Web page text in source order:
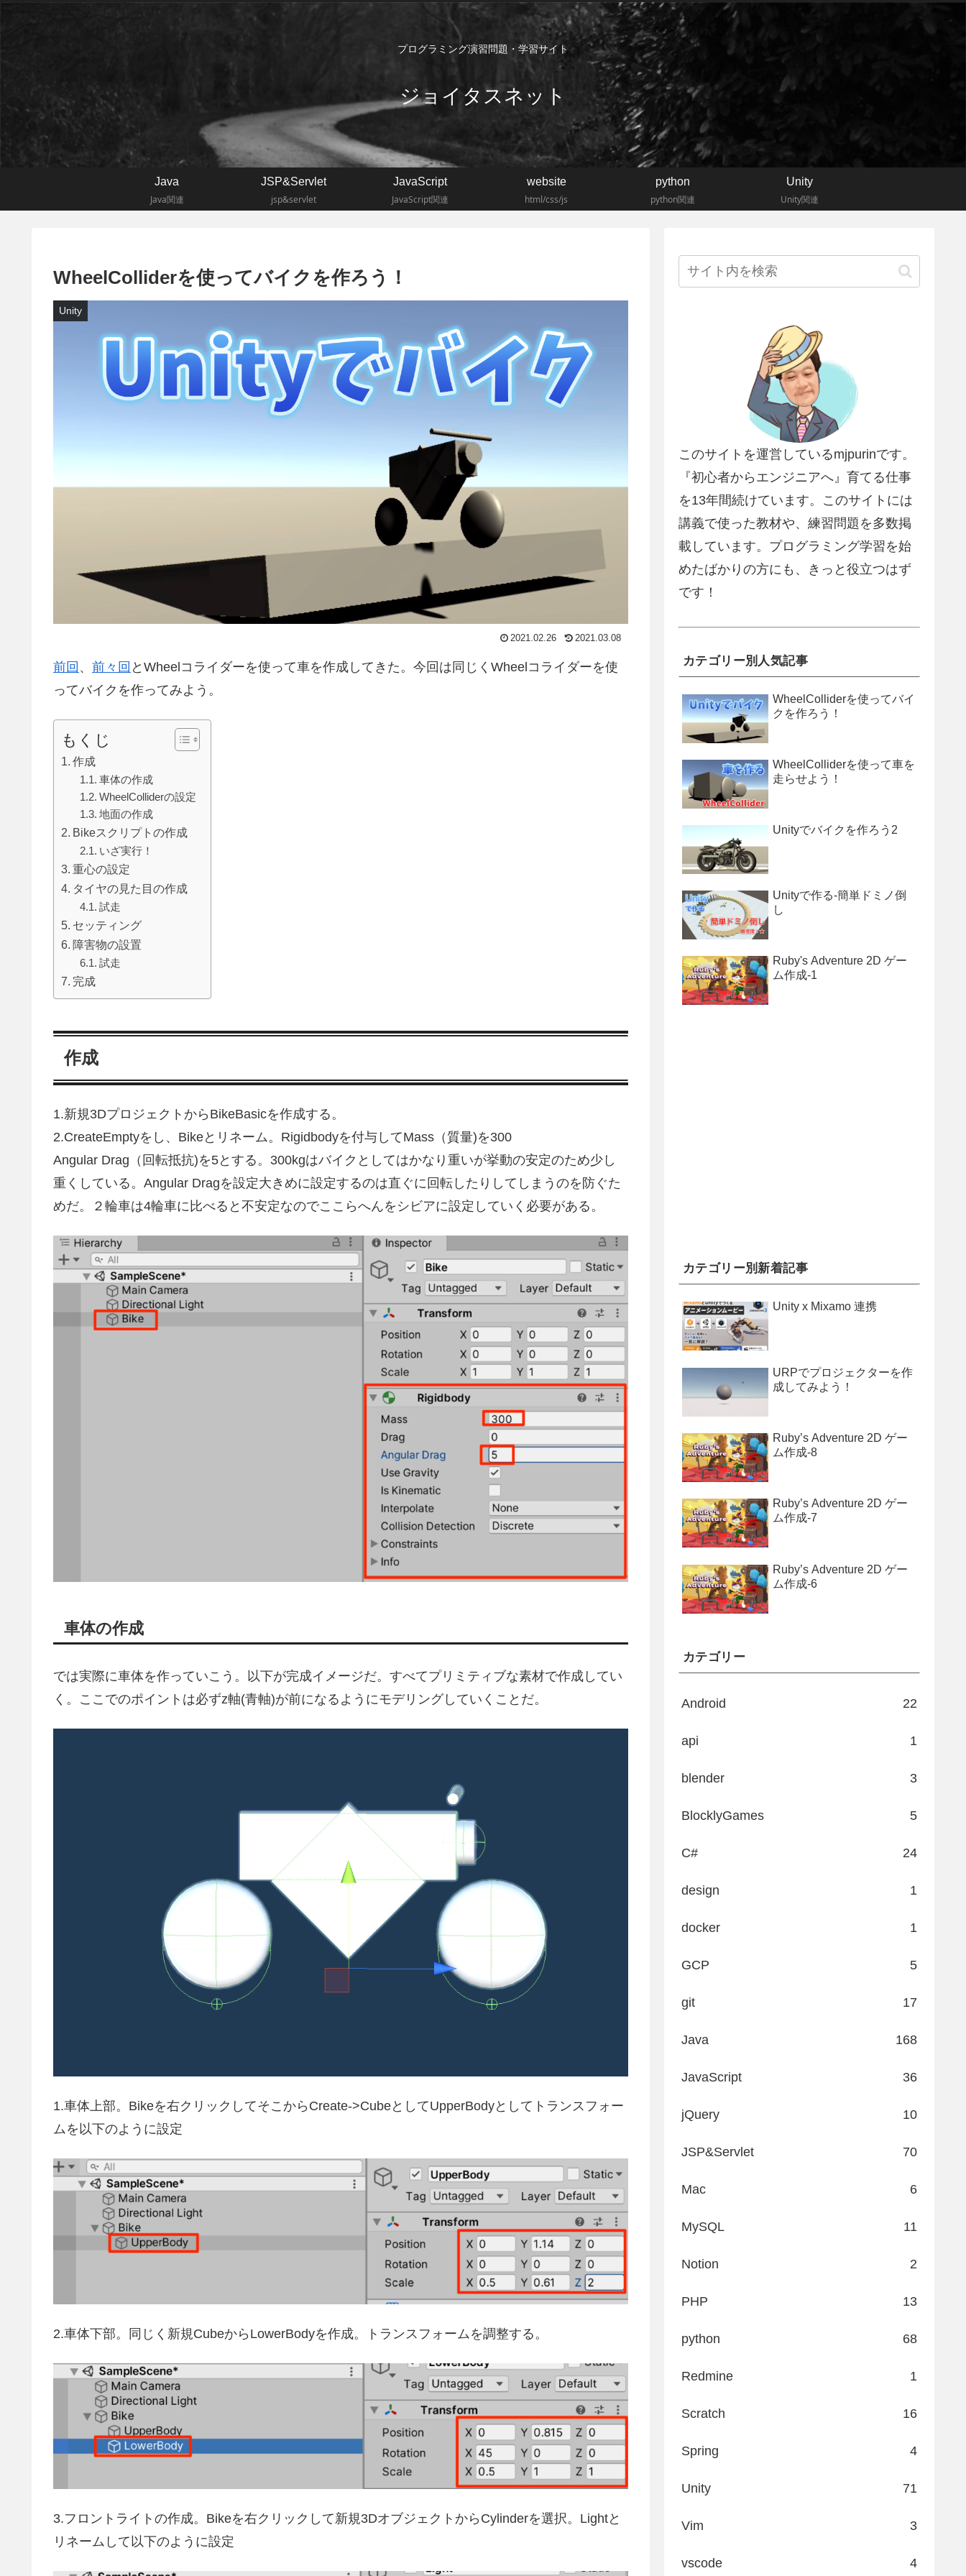
プログラミング演習問題・学習サイト
ジョイタスネット
Java
Java関連
JSP&Servlet
jsp&servlet
JavaScript
JavaScript関連
website
html/css/js
python
python関連
Unity
Unity関連
WheelColliderを使ってバイクを作ろう！
Unity
2021.02.26 2021.03.08
前回 、 前々回 とWheelコライダーを使って車を作成してきた。今回は同じくWheelコライダーを使
ってバイクを作ってみよう。
もくじ
作成
車体の作成
WheelColliderの設定
地面の作成
Bikeスクリプトの作成
いざ実行！
重心の設定
タイヤの見た目の作成
試走
セッティング
障害物の設置
試走
完成
作成
1.新規3DプロジェクトからBikeBasicを作成する。
2.CreateEmptyをし、Bikeとリネーム。Rigidbodyを付与してMass（質量)を300
Angular Drag（回転抵抗)を5とする。300kgはバイクとしてはかなり重いが挙動の安定のため少し
重くしている。Angular Dragを設定大きめに設定するのは直ぐに回転したりしてしまうのを防ぐた
めだ。２輪車は4輪車に比べると不安定なのでここらへんをシビアに設定していく必要がある。
車体の作成
では実際に車体を作っていこう。以下が完成イメージだ。すべてプリミティブな素材で作成してい
く。ここでのポイントは必ずz軸(青軸)が前になるようにモデリングしていくことだ。
1.車体上部。Bikeを右クリックしてそこからCreate->CubeとしてUpperBodyとしてトランスフォー
ムを以下のように設定
2.車体下部。同じく新規CubeからLowerBodyを作成。トランスフォームを調整する。
3.フロントライトの作成。Bikeを右クリックして新規3DオブジェクトからCylinderを選択。Lightと
リネームして以下のように設定
このサイトを運営しているmjpurinです。
『初心者からエンジニアへ』育てる仕事
を13年間続けています。このサイトには
講義で使った教材や、練習問題を多数掲
載しています。プログラミング学習を始
めたばかりの方にも、きっと役立つはず
です！
カテゴリー別人気記事
WheelColliderを使ってバイ
クを作ろう！
WheelColliderを使って車を
走らせよう！
Unityでバイクを作ろう2
Unityで作る-簡単ドミノ倒
し
Ruby's Adventure 2D ゲー
ム作成-1
カテゴリー別新着記事
Unity x Mixamo 連携
URPでプロジェクターを作
成してみよう！
Ruby’s Adventure 2D ゲー
ム作成-8
Ruby’s Adventure 2D ゲー
ム作成-7
Ruby’s Adventure 2D ゲー
ム作成-6
カテゴリー
Android 22
api 1
blender 3
BlocklyGames 5
C# 24
design 1
docker 1
GCP 5
git 17
Java 168
JavaScript 36
jQuery 10
JSP&Servlet 70
Mac 6
MySQL 11
Notion 2
PHP 13
python 68
Redmine 1
Scratch 16
Spring 4
Unity 71
Vim 3
vscode 4